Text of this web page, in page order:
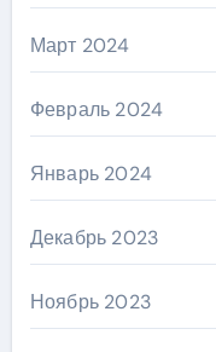
Март 2024
Февраль 2024
Январь 2024
Декабрь 2023
Ноябрь 2023